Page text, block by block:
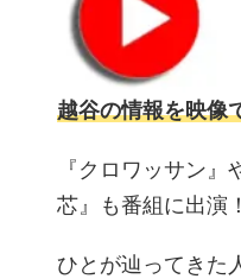
越谷の情報を映像
『クロワッサン
芯』も番組に出演！
ひとが辿ってきた